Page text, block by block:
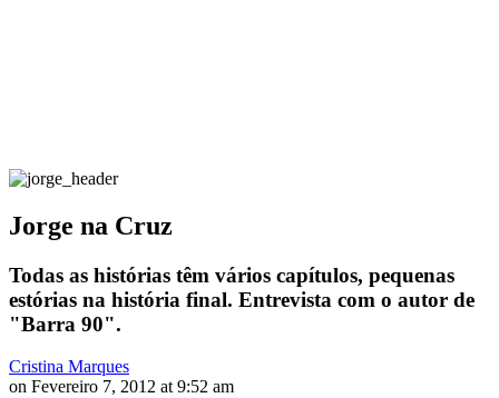
Jorge na Cruz
Todas as histórias têm vários capítulos, pequenas
estórias na história final. Entrevista com o autor de
"Barra 90".
Cristina Marques
on Fevereiro 7, 2012 at 9:52 am